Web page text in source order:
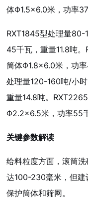
体Φ1.5×6.0米，功率
RXT1845型处理量
45千瓦，重量11.8吨
筒体Φ1.8×6.0米，功
处理量120-160吨/小
重量14.8吨。
Φ2.2×6.5米，功率55
关键参数解读
给料粒度方面，滚筒
达100-230毫米，但建
保护筒体和筛网。